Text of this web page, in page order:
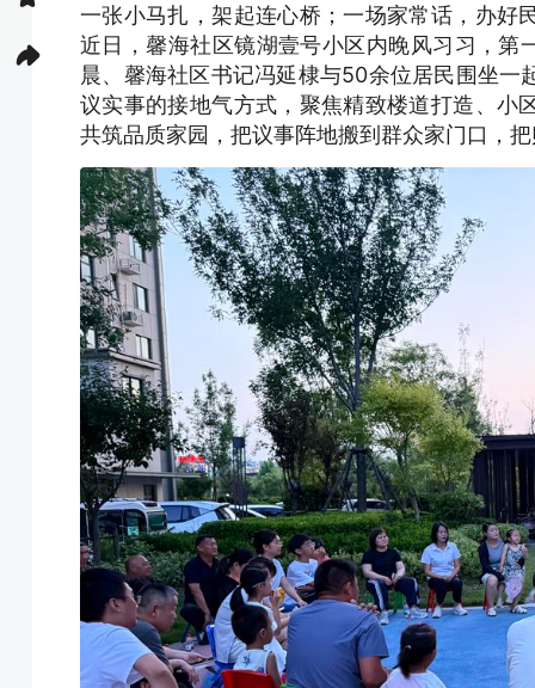
一张小马扎，架起连心桥；一场家常话，办好
近日，馨海社区镜湖壹号小区内晚风习习，第
晨、馨海社区书记冯延棣与50余位居民围坐
议实事的接地气方式，聚焦精致楼道打造、小
共筑品质家园，把议事阵地搬到群众家门口，